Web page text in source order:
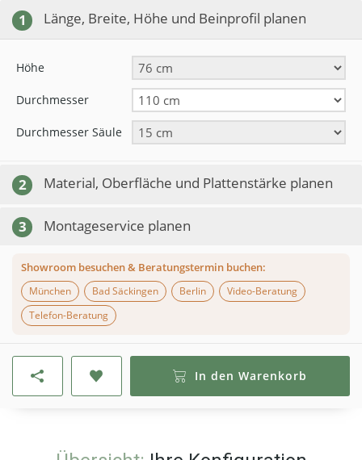
1 Länge, Breite, Höhe und Beinprofil planen
Höhe
Durchmesser
Durchmesser Säule
2 Material, Oberfläche und Plattenstärke planen
3 Montageservice planen
Showroom besuchen & Beratungstermin buchen:
München
Bad Säckingen Berlin
Video-Beratung
Telefon-Beratung
In den Warenkorb